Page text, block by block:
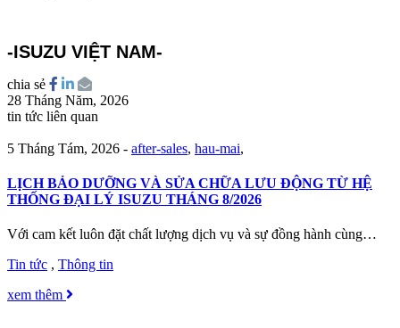
-ISUZU VIỆT NAM-
chia sẻ
28 Tháng Năm, 2026
tin tức liên quan
5 Tháng Tám, 2026 - after-sales, hau-mai,
LỊCH BẢO DƯỠNG VÀ SỬA CHỮA LƯU ĐỘNG TỪ HỆ
THỐNG ĐẠI LÝ ISUZU THÁNG 8/2026
Với cam kết luôn đặt chất lượng dịch vụ và sự đồng hành cùng…
Tin tức , Thông tin
xem thêm